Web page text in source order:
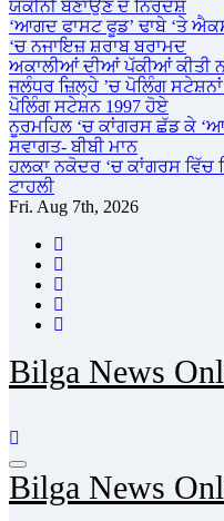
ਯਕੀਨੀ ਬਣਾਉਣ ਦੇ ਨਿਰਦੇਸ਼
‘ਆਗਦ ਫਾਸਟ ਫੂਡ’ ਢਾਬੇ ‘ਤੇ
‘ਚ ਨਜਾਇਜ਼ ਸ਼ਰਾਬ ਬਰਾਮਦ
ਅਕਾਲੀਆਂ ਦੀਆਂ ਪੱਕੀਆਂ ਕੀਤੀ
ਜਲੰਧਰ ਜ਼ਿਲ੍ਹੇ ’ਚ ਪੋਲਿੰਗ
ਪੋਲਿੰਗ ਸਟੇਸ਼ਨ 1997 ਹੋਏ
ਨੂਰਮਹਿਲ ‘ਚ ਕਾਂਗਰਸ ਛੱਡ ਕੇ
ਸਵਾਗਤ- ਬੀਬੀ ਮਾਨ
ਹਲਕਾ ਨਕੋਦਰ ‘ਚ ਕਾਂਗਰਸ
ਟਾਹਲੀ
Fri. Aug 7th, 2026
Bilga News
Bilga News